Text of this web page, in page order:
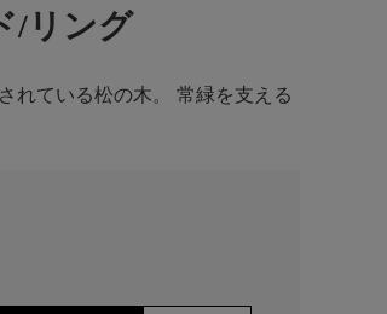
/リング
れている松の木。 常緑を支える